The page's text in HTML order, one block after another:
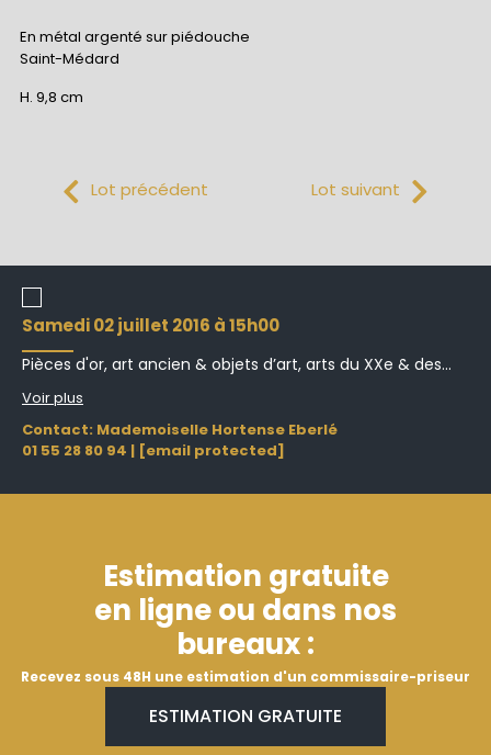
En métal argenté sur piédouche
Saint-Médard
H. 9,8 cm
Lot précédent Lot suivant
samedi 02 juillet 2016 à 15h00
Pièces d'or, art ancien & objets d’art, arts du XXe & des...
Voir plus
Contact: Mademoiselle Hortense Eberlé
01 55 28 80 94 | [email protected]
Estimation gratuite
en ligne ou dans nos
bureaux :
Recevez sous 48H une estimation d'un commissaire-priseur
ESTIMATION GRATUITE